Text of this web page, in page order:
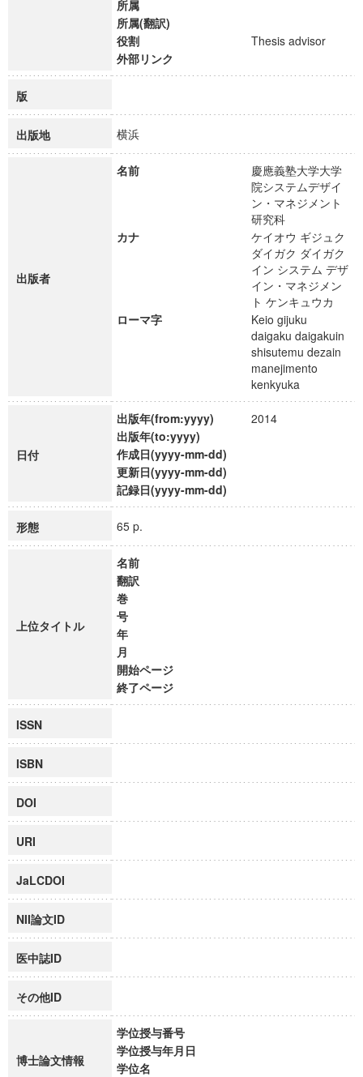
所属
所属(翻訳)
役割
Thesis advisor
外部リンク
版
出版地 横浜
出版者
名前
慶應義塾大学大学
院システムデザイ
ン・マネジメント
研究科
カナ
ケイオウ ギジュク
ダイガク ダイガク
イン システム デザ
イン・マネジメン
ト ケンキュウカ
ローマ字
Keio gijuku
daigaku daigakuin
shisutemu dezain
manejimento
kenkyuka
日付
出版年(from:yyyy)
2014
出版年(to:yyyy)
作成日(yyyy-mm-dd)
更新日(yyyy-mm-dd)
記録日(yyyy-mm-dd)
形態 65 p.
上位タイトル
名前
翻訳
巻
号
年
月
開始ページ
終了ページ
ISSN
ISBN
DOI
URI
JaLCDOI
NII論文ID
医中誌ID
その他ID
博士論文情報
学位授与番号
学位授与年月日
学位名